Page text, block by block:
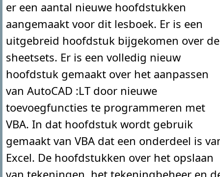
er een aantal nieuwe hoofdstukken
aangemaakt voor dit lesboek. Er is een
uitgebreid hoofdstuk bijgekomen over de
sheetsets. Er is een volledig nieuw
hoofdstuk gemaakt over het aanpassen
van AutoCAD :LT door nieuwe
toevoegfuncties te programmeren met
VBA. In dat hoofdstuk wordt gebruik
gemaakt van VBA dat een onderdeel is
Excel. De hoofdstukken over het opslaan
van tekeningen, het tekeningbeheer en